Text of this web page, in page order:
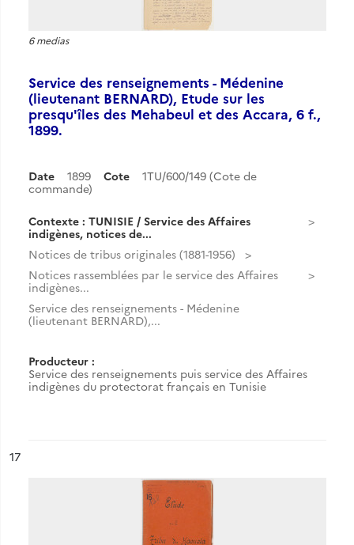
6 medias
Service des renseignements - Médenine
(lieutenant BERNARD), Etude sur les
presqu'îles des Mehabeul et des Accara, 6 f.,
1899.
Date 1899 Cote
1TU/600/149 (Cote de
commande)
Contexte : TUNISIE / Service des Affaires
indigènes, notices de...
Notices de tribus originales (1881-1956)
Notices rassemblées par le service des Affaires
indigènes...
Service des renseignements - Médenine
(lieutenant BERNARD),...
Producteur :
Service des renseignements puis service des Affaires
indigènes du protectorat français en Tunisie
n°
17